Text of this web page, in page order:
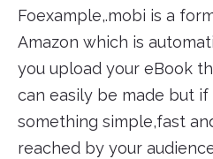
Foexample,.mobi is a
Amazon which is
you upload your eBook
can easily be made but
something simple,fast
reached by your